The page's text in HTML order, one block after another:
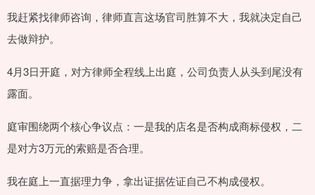
我赶紧找律师咨询，律师直言这场官司胜算不大，我就决定自己
去做辩护。
4月3日开庭，对方律师全程线上出庭，公司负责人从头到尾没有
露面。
庭审围绕两个核心争议点：一是我的店名是否构成商标侵权，二
是对方3万元的索赔是否合理。
我在庭上一直据理力争，拿出证据佐证自己不构成侵权。